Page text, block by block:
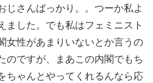
じさんばっかり。。つーか私よ
ました。でも私はフェミニスト
女性があまりいないとか言うの
のですが、まあこの内閣でもち
ちゃんとやってくれるんなら応